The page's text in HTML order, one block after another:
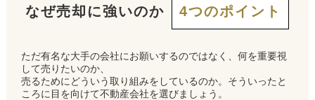
なぜ売却に強いのか 4つのポイント
ただ有名な大手の会社にお願いするのではなく、何を重要視
して売りたいのか、
売るためにどういう取り組みをしているのか。そういったと
ころに目を向けて不動産会社を選びましょう。